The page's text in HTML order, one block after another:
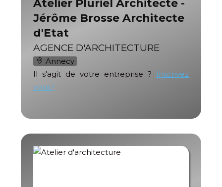
Atelier Pluriel Architecte -
Jérôme Brosse Architecte
d'Etat
AGENCE D'ARCHITECTURE
Annecy
Il s'agit de votre entreprise ?
Inscrivez
vous !